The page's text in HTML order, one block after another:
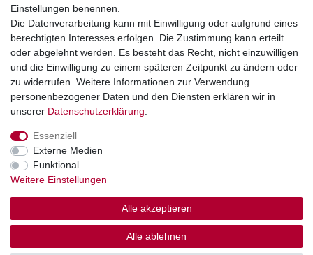
Wir sind ein Großhandel, bitte wenden Sie sich als
Endkunde direkt an Ihren örtlichen Fachhändler. Vielen
Dank!
Widerrufs­recht Impressum Daten­schutz­erklärung
Großhandel für Gartenteich, Bewässerung & Aquaristik.
Einstellungen benennen.
Die Datenverarbeitung kann mit Einwilligung oder aufgrund eines
berechtigten Interesses erfolgen. Die Zustimmung kann erteilt
oder abgelehnt werden. Es besteht das Recht, nicht einzuwilligen
und die Einwilligung zu einem späteren Zeitpunkt zu ändern oder
zu widerrufen. Weitere Informationen zur Verwendung
personenbezogener Daten und den Diensten erklären wir in
unserer Daten­schutz­erklärung
Essenziell
Externe Medien
Funktional
Weitere Einstellungen
Alle akzeptieren
Alle ablehnen